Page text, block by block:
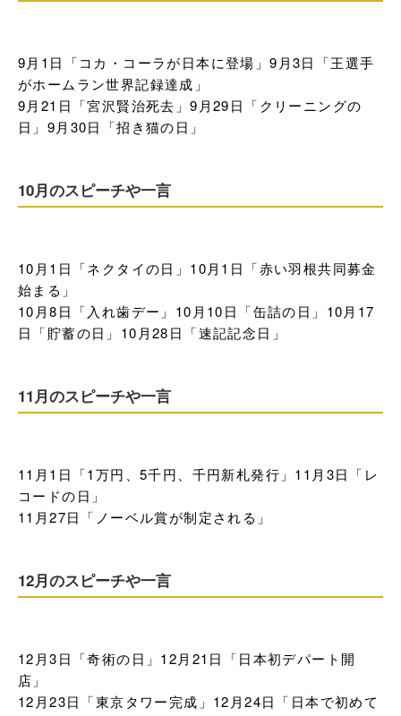
9月1日「コカ・コーラが日本に登場」9月3日「王選手
がホームラン世界記録達成」
9月21日「宮沢賢治死去」9月29日「クリーニングの
日」9月30日「招き猫の日」
10月のスピーチや一言
10月1日「ネクタイの日」10月1日「赤い羽根共同募金
始まる」
10月8日「入れ歯デー」10月10日「缶詰の日」10月17
日「貯蓄の日」10月28日「速記記念日」
11月のスピーチや一言
11月1日「1万円、5千円、千円新札発行」11月3日「レ
コードの日」
11月27日「ノーベル賞が制定される」
12月のスピーチや一言
12月3日「奇術の日」12月21日「日本初デパート開
店」
12月23日「東京タワー完成」12月24日「日本で初めて